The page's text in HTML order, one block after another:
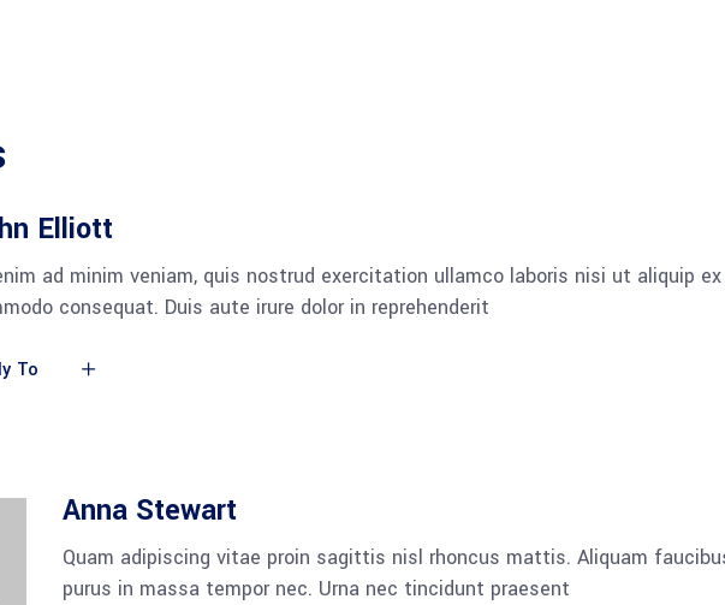
Elliott
ad minim veniam, quis nostrud exercitation ullamco laboris nisi ut aliquip
consequat. Duis aute irure dolor in reprehenderit
To
Anna Stewart
Quam adipiscing vitae proin sagittis nisl rhoncus mattis. Aliquam
purus in massa tempor nec. Urna nec tincidunt praesent